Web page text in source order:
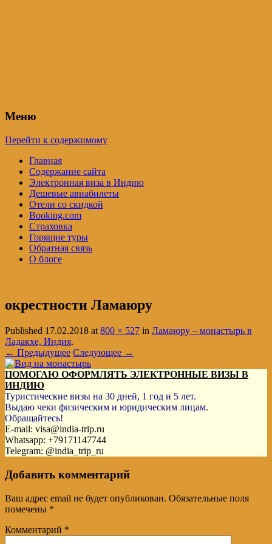
Меню
Перейти к содержимому
Главная
Содержание сайта
Электронная виза в Индию
Дешевые авиабилеты
Отели со скидкой
Booking.com
Страховка
Горящие туры
Обратная связь
О блоге
окрестности Ламаюру
Published 17.02.2018 at 800 × 527 in Ламаюру – монастырь в
Ладакхе, Индия.
← Предыдущее Следующее →
ПОМОГАЮ ОФОРМЛЯТЬ ЭЛЕКТРОННЫЕ ВИЗЫ В
ИНДИЮ
Туристические визы на 30 дней, 1 год и 5 лет.
Выдаю чеки физическим и юридическим лицам.
Обращайтесь!
E-mail: visa@india-trip.ru
Whatsapp: +79171147744
Telegram: @india_trip_ru
Добавить комментарий
Ваш адрес email не будет опубликован. Обязательные поля
помечены *
Комментарий *